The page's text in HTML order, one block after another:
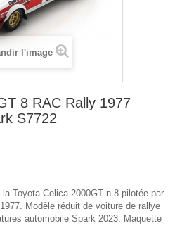
l'image
8 RAC Rally 1977
S7722
Toyota Celica 2000GT n 8 pilotée par
Modèle réduit de voiture de rallye
automobile Spark 2023. Maquette